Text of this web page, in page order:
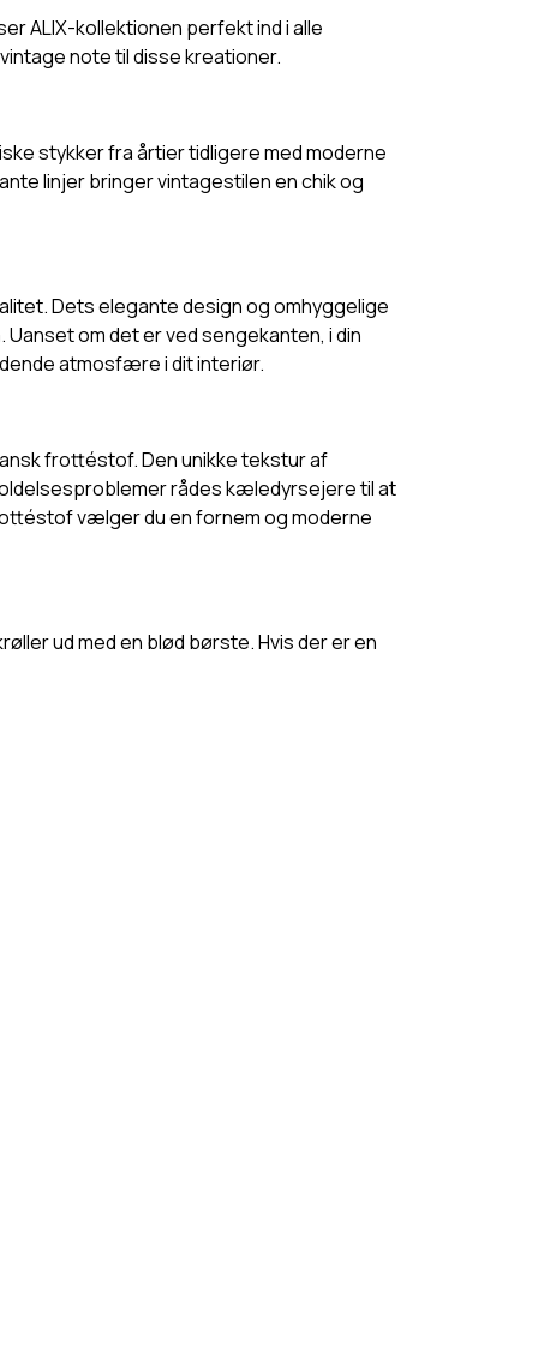
ALIX-kollektionen perfekt ind i alle
note til disse kreationer.
stykker fra årtier tidligere med moderne
linjer bringer vintagestilen en chik og
Dets elegante design og omhyggelige
om det er ved sengekanten, i din
atmosfære i dit interiør.
frottéstof. Den unikke tekstur af
rådes kæledyrsejere til at
vælger du en fornem og moderne
ud med en blød børste. Hvis der er en